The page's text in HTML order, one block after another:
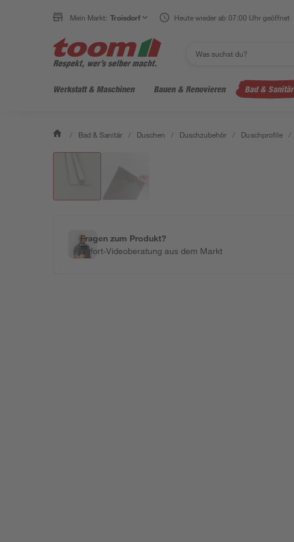
Mein Markt: Troisdorf Heute wieder ab 07:00 Uhr geöffnet
Werkstatt & Maschinen Bauen & Renovieren Bad & Sanitär
/ Bad & Sanitär / Duschen / Duschzubehör / Duschprofile /
Fragen zum Produkt?
Sofort-Videoberatung aus dem Markt